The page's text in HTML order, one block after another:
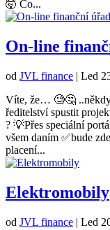
🤯 Co...
On-line
od JVL finance | Led
Víte, že… 🧐🤔 ..někdy
ředitelství spustit
? 💡Přes speciální
všem daním ✅bude
placení...
Elektromobily
od JVL finance | Led